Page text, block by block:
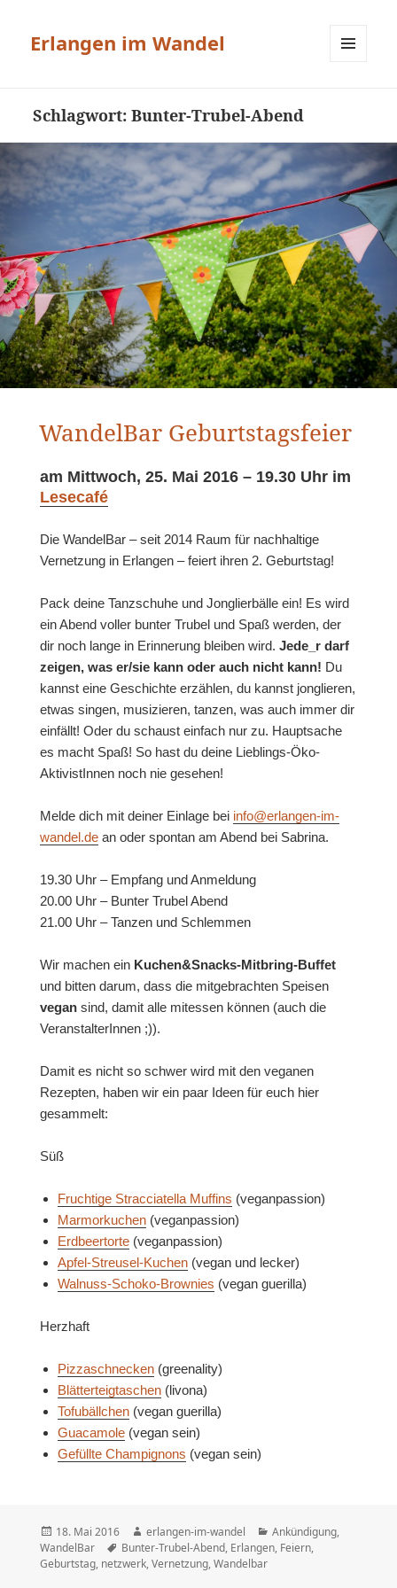
Erlangen im Wandel
Schlagwort:Bunter-Trubel-Abend
WandelBar Geburtstagsfeier
am Mittwoch, 25. Mai 2016 – 19.30 Uhr im
Lesecafé
Die WandelBar – seit 2014 Raum für nachhaltige
Vernetzung in Erlangen – feiert ihren 2. Geburtstag!
Pack deine Tanzschuhe und Jonglierbälle ein! Es wird
ein Abend voller bunter Trubel und Spaß werden, der
dir noch lange in Erinnerung bleiben wird. Jede_r darf
zeigen, was er/sie kann oder auch nicht kann! Du
kannst eine Geschichte erzählen, du kannst jonglieren,
etwas singen, musizieren, tanzen, was auch immer dir
einfällt! Oder du schaust einfach nur zu. Hauptsache
es macht Spaß! So hast du deine Lieblings-Öko-
AktivistInnen noch nie gesehen!
Melde dich mit deiner Einlage bei info@erlangen-im-
wandel.dean oder spontan am Abend bei Sabrina.
19.30 Uhr – Empfang und Anmeldung
20.00 Uhr – Bunter Trubel Abend
21.00 Uhr – Tanzen und Schlemmen
Wir machen ein Kuchen&Snacks-Mitbring-Buffet
und bitten darum, dass die mitgebrachten Speisen
vegansind, damit alle mitessen können (auch die
VeranstalterInnen ;)).
Damit es nicht so schwer wird mit den veganen
Rezepten, haben wir ein paar Ideen für euch hier
gesammelt:
Süß
Fruchtige Stracciatella Muffins (veganpassion)
Marmorkuchen(veganpassion)
Erdbeertorte(veganpassion)
Apfel-Streusel-Kuchen(vegan und lecker)
Walnuss-Schoko-Brownies (vegan guerilla)
Herzhaft
Pizzaschnecken(greenality)
Blätterteigtaschen(livona)
Tofubällchen(vegan guerilla)
Guacamole(vegan sein)
Gefüllte Champignons (vegan sein)
Veröffentlicht
am
18. Mai 2016 Autor
erlangen-im-wandel Kategorien
Ankündigung,
WandelBar
Schlagwörter
Bunter-Trubel-Abend, Erlangen, Feiern,
Geburtstag, netzwerk,Vernetzung,Wandelbar